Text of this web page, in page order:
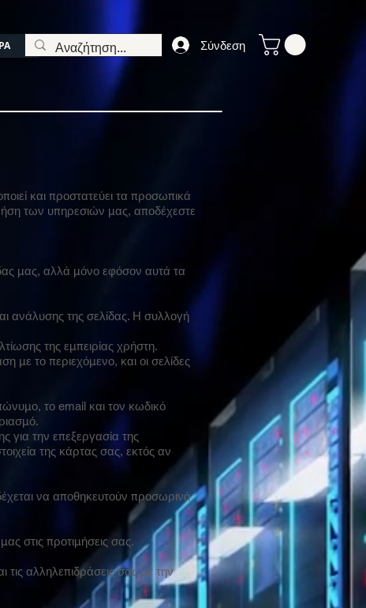
Σύνδεση
και προστατεύει τα προσωπικά
των υπηρεσιών μας, αποδέχεστε
μας, αλλά μόνο εφόσον αυτά τα
ανάλυσης της σελίδας. Η συλλογή
της εμπειρίας χρήστη.
με το περιεχόμενο, και οι σελίδες
το email και τον κωδικό
για την επεξεργασία της
της κάρτας σας, εκτός αν
να αποθηκευτούν προσωρινά
στις προτιμήσεις σας.
αλληλεπιδράσεις σας με την